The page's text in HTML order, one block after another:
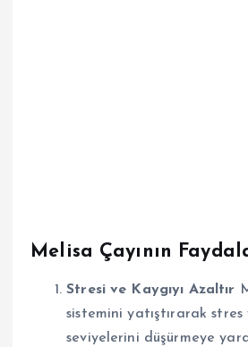
Melisa Çayının
Stresi ve Kaygıyı Azaltır
sistemini yatıştırarak stres
seviyelerini düşürmeye